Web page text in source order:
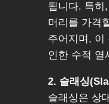
됩니다. 특히
머리를 가격
주어지며, 이
인한 수적 열
2. 슬래싱
슬래싱은 상